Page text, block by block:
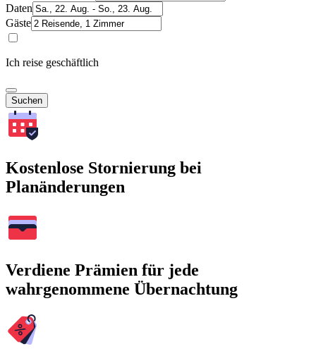
Daten
Gäste
Ich reise geschäftlich
Suchen
Kostenlose Stornierung bei
Planänderungen
Verdiene Prämien für jede
wahrgenommene Übernachtung